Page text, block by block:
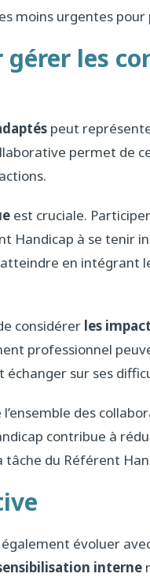
moins urgentes pour
gérer les
peut
permet de
est cruciale.
Handicap à se tenir
en intégrant
considérer les
professionnel
sur ses
l’ensemble des
contribue à
tâche du Référent
évoluer
interne